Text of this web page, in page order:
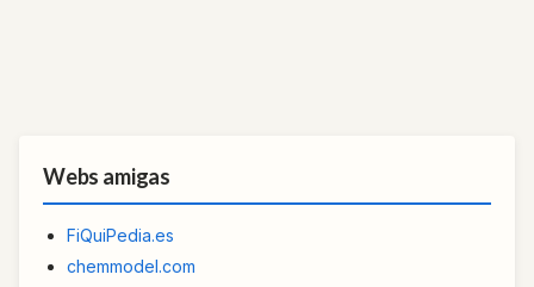
Webs amigas
FiQuiPedia.es
chemmodel.com